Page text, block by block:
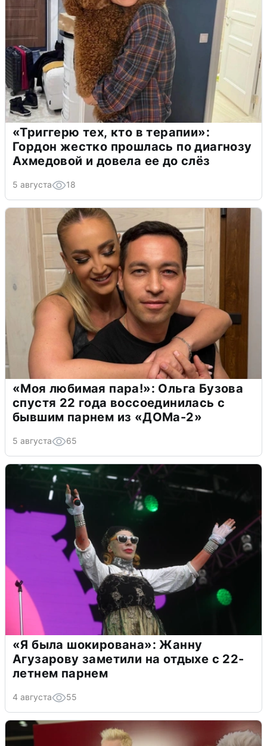
«Триггерю тех, кто в терапии»:
Гордон жестко прошлась по диагнозу
Ахмедовой и довела ее до слёз
5 августа 18
«Моя любимая пара!»: Ольга Бузова
спустя 22 года воссоединилась с
бывшим парнем из «ДОМа-2»
5 августа 65
«Я была шокирована»: Жанну
Агузарову заметили на отдыхе с 22-
летнем парнем
4 августа 55